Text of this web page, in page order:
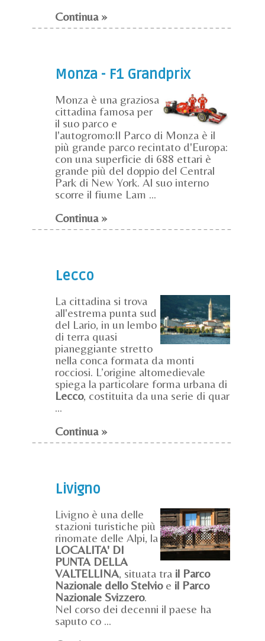
Continua »
Monza - F1 Grandprix
Monza è una graziosa
cittadina famosa per
il suo parco e
l'autogromo:Il Parco di Monza è il
più grande parco recintato d'Europa:
con una superficie di 688 ettari è
grande più del doppio del Central
Park di New York. Al suo interno
scorre il fiume Lam ...
Continua »
Lecco
La cittadina si trova
all'estrema punta sud
del Lario, in un lembo
di terra quasi
pianeggiante stretto
nella conca formata da monti
rocciosi. L’origine altomedievale
spiega la particolare forma urbana di
Lecco, costituita da una serie di quar
Continua »
Livigno
Livigno è una delle
stazioni turistiche più
rinomate delle Alpi, la
LOCALITA' DI
PUNTA DELLA
VALTELLINA , situata tra il Parco
Nazionale dello Stelvioe il Parco
Nazionale Svizzero.
Nel corso dei decenni il paese ha
saputo co ...